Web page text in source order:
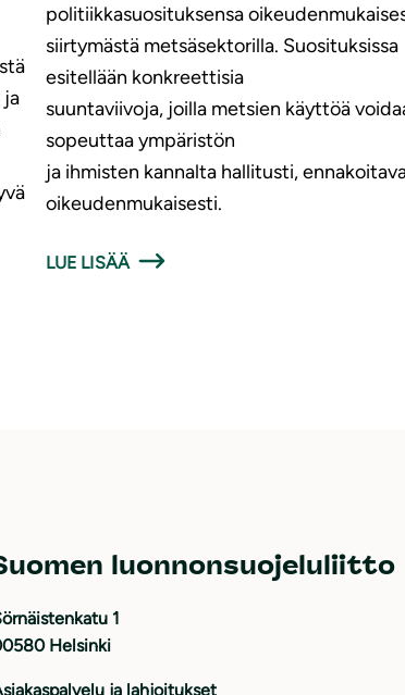
ja
politiikkasuosituksensa
siirtymästä metsäsektorilla. Suosituksissa
esitellään konkreettisia
suuntaviivoja, joilla metsien käyttöä
sopeuttaa ympäristön
ja ihmisten kannalta hallitusti,
oikeudenmukaisesti.
LUE LISÄÄ
luonnonsuojeluliitto
1
Helsinki
ja lahjoitukset